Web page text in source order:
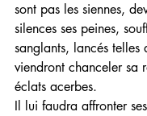
sont pas les siennes,
silences ses peines,
sanglants, lancés telles
viendront chanceler sa
éclats acerbes.
Il lui faudra affronter